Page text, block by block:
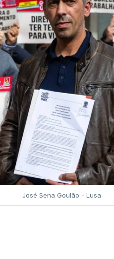
José Sena Goulão - Lusa